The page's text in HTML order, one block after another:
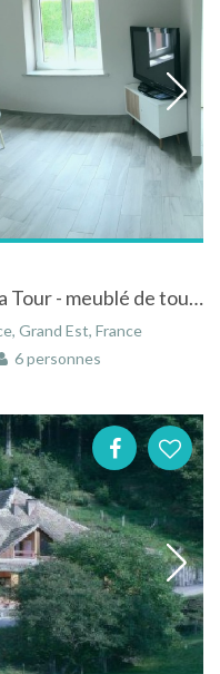
Le cocon familial - L'Escale de la Tour - meublé de tourisme 4**** - Alsace
Grand Est, France
6 personnes